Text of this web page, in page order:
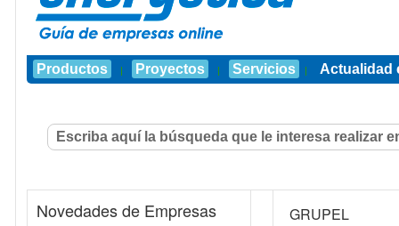
Productos | Proyectos | Servicios | Actualidad
Novedades de Empresas GRUPEL